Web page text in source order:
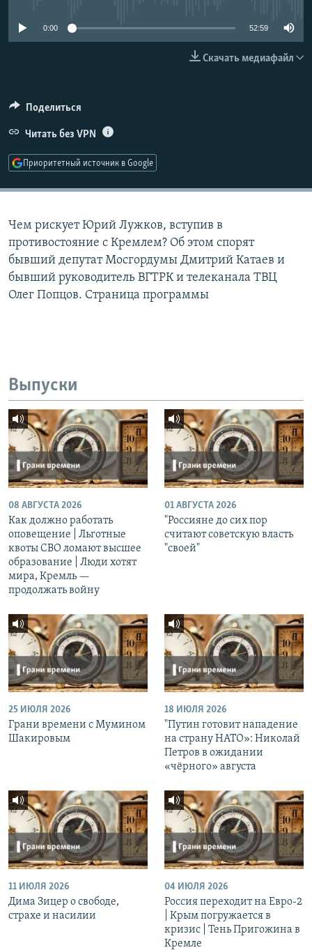
Все сайты РСЕ/РС
0:00 52:59
Скачать медиафайл
Поделиться
Читать без VPN
Приоритетный источник в Google
Чем рискует Юрий Лужков, вступив в
противостояние с Кремлем? Об этом спорят
бывший депутат Мосгордумы Дмитрий Катаев и
бывший руководитель ВГТРК и телеканала ТВЦ
Олег Попцов. Страница программы
Выпуски
08 АВГУСТА 2026
Как должно работать
оповещение | Льготные
квоты СВО ломают высшее
образование | Люди хотят
мира, Кремль —
продолжать войну
01 АВГУСТА 2026
"Россияне до сих пор
считают советскую власть
"своей"
25 ИЮЛЯ 2026
Грани времени с Мумином
Шакировым
18 ИЮЛЯ 2026
"Путин готовит нападение
на страну НАТО»: Николай
Петров в ожидании
«чёрного» августа
11 ИЮЛЯ 2026
Дима Зицер о свободе,
страхе и насилии
04 ИЮЛЯ 2026
Россия переходит на Евро-2
| Крым погружается в
кризис | Тень Пригожина в
Кремле